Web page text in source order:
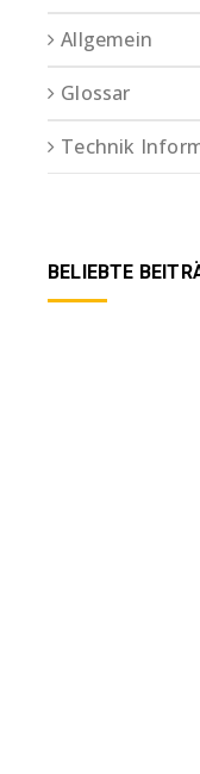
Allgemein
Glossar
Technik
BELIEBTE